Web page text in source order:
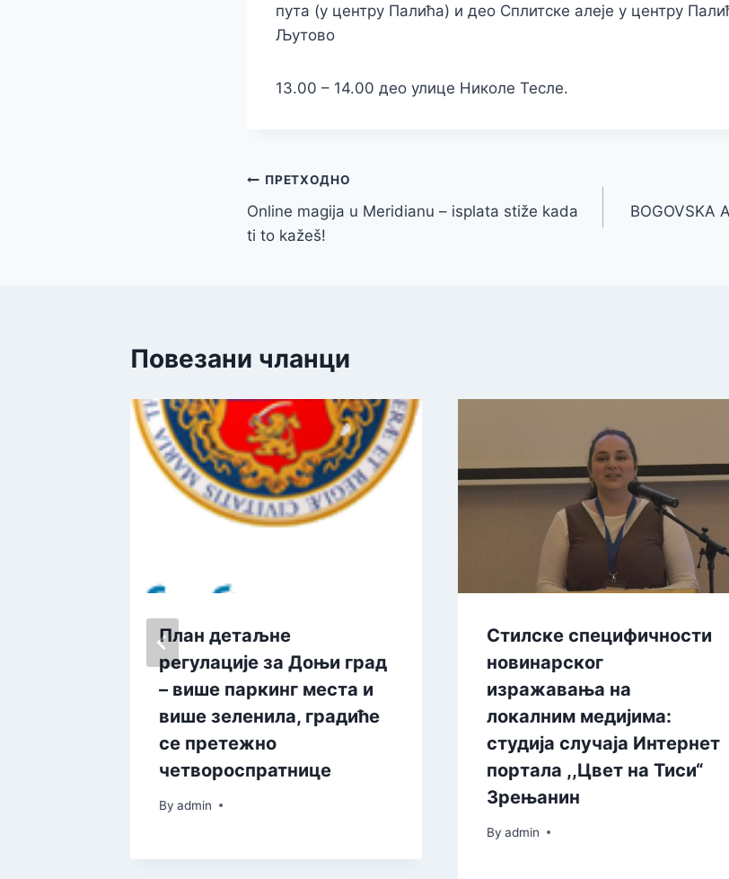
пута (у центру Палића) и део Сплитске алеје у центру
Љутово
13.00 – 14.00 део улице Николе Тесле.
Кретање
чланка
ПРЕТХОДНО
Online magija u Meridianu – isplata stiže kada
ti to kažeš!
BOGOVSKA
Повезани чланци
План детаљне
регулације за Доњи град
– више паркинг места и
више зеленила, градиће
се претежно
четвороспратнице
By admin
Стилске специфичности
новинарског
изражавања на
локалним медијима:
студија случаја Интернет
портала ,,Цвет на Тиси“
Зрењанин
By admin